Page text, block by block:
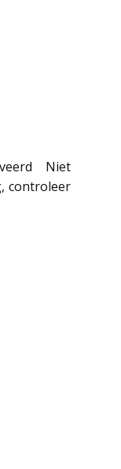
Niet
controleer